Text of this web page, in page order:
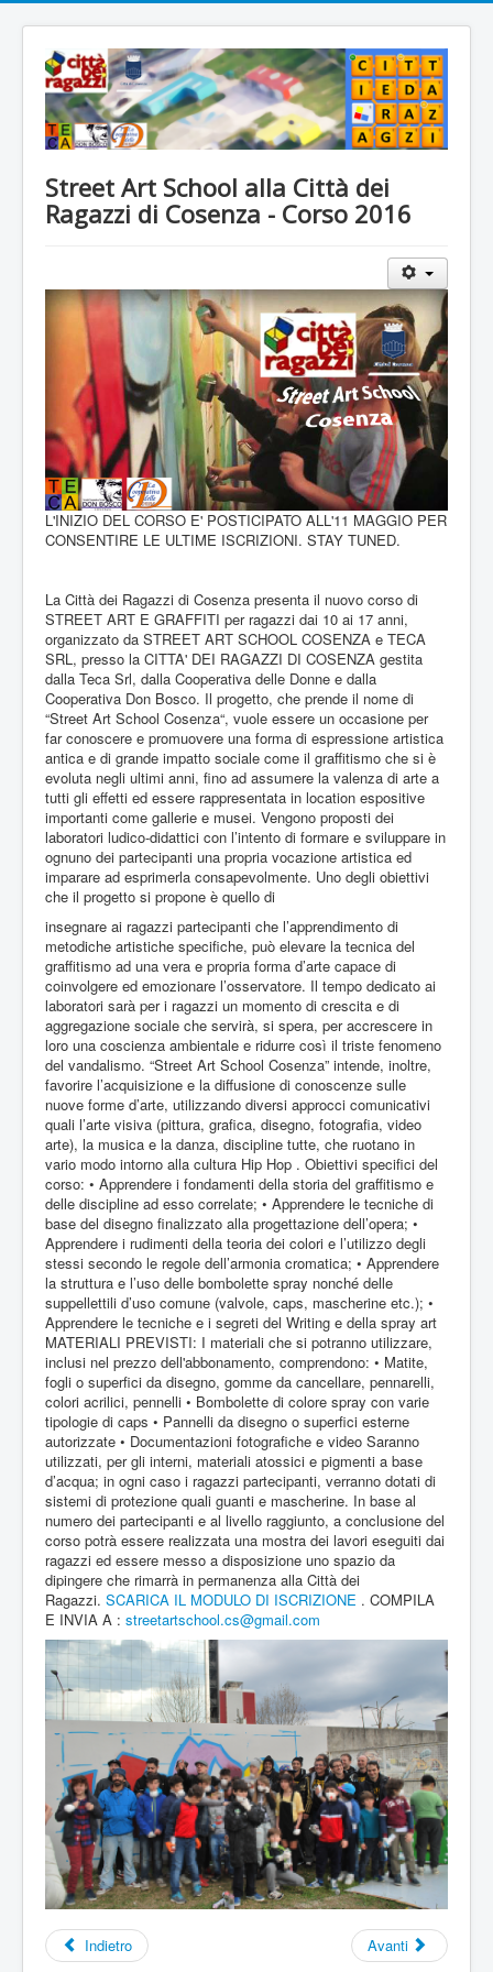
Street Art School alla Città dei
Ragazzi di Cosenza - Corso 2016
L'INIZIO DEL CORSO E' POSTICIPATO ALL'11 MAGGIO PER
CONSENTIRE LE ULTIME ISCRIZIONI. STAY TUNED.
La Città dei Ragazzi di Cosenza presenta il nuovo corso di
STREET ART E GRAFFITI per ragazzi dai 10 ai 17 anni,
organizzato da STREET ART SCHOOL COSENZA e TECA
SRL, presso la CITTA' DEI RAGAZZI DI COSENZA gestita
dalla Teca Srl, dalla Cooperativa delle Donne e dalla
Cooperativa Don Bosco. Il progetto, che prende il nome di
“Street Art School Cosenza“, vuole essere un occasione per
far conoscere e promuovere una forma di espressione artistica
antica e di grande impatto sociale come il graffitismo che si è
evoluta negli ultimi anni, fino ad assumere la valenza di arte a
tutti gli effetti ed essere rappresentata in location espositive
importanti come gallerie e musei. Vengono proposti dei
laboratori ludico-didattici con l’intento di formare e sviluppare in
ognuno dei partecipanti una propria vocazione artistica ed
imparare ad esprimerla consapevolmente. Uno degli obiettivi
che il progetto si propone è quello di
insegnare ai ragazzi partecipanti che l’apprendimento di
metodiche artistiche specifiche, può elevare la tecnica del
graffitismo ad una vera e propria forma d’arte capace di
coinvolgere ed emozionare l’osservatore. Il tempo dedicato ai
laboratori sarà per i ragazzi un momento di crescita e di
aggregazione sociale che servirà, si spera, per accrescere in
loro una coscienza ambientale e ridurre così il triste fenomeno
del vandalismo. “Street Art School Cosenza” intende, inoltre,
favorire l’acquisizione e la diffusione di conoscenze sulle
nuove forme d’arte, utilizzando diversi approcci comunicativi
quali l’arte visiva (pittura, grafica, disegno, fotografia, video
arte), la musica e la danza, discipline tutte, che ruotano in
vario modo intorno alla cultura Hip Hop . Obiettivi specifici del
corso: • Apprendere i fondamenti della storia del graffitismo e
delle discipline ad esso correlate; • Apprendere le tecniche di
base del disegno finalizzato alla progettazione dell’opera; •
Apprendere i rudimenti della teoria dei colori e l’utilizzo degli
stessi secondo le regole dell’armonia cromatica; • Apprendere
la struttura e l’uso delle bombolette spray nonché delle
suppellettili d’uso comune (valvole, caps, mascherine etc.); •
Apprendere le tecniche e i segreti del Writing e della spray art
MATERIALI PREVISTI: I materiali che si potranno utilizzare,
inclusi nel prezzo dell'abbonamento, comprendono: • Matite,
fogli o superfici da disegno, gomme da cancellare, pennarelli,
colori acrilici, pennelli • Bombolette di colore spray con varie
tipologie di caps • Pannelli da disegno o superfici esterne
autorizzate • Documentazioni fotografiche e video Saranno
utilizzati, per gli interni, materiali atossici e pigmenti a base
d’acqua; in ogni caso i ragazzi partecipanti, verranno dotati di
sistemi di protezione quali guanti e mascherine. In base al
numero dei partecipanti e al livello raggiunto, a conclusione del
corso potrà essere realizzata una mostra dei lavori eseguiti dai
ragazzi ed essere messo a disposizione uno spazio da
dipingere che rimarrà in permanenza alla Città dei
Ragazzi. SCARICA IL MODULO DI ISCRIZIONE . COMPILA
E INVIA A : streetartschool.cs@gmail.com
Indietro Avanti